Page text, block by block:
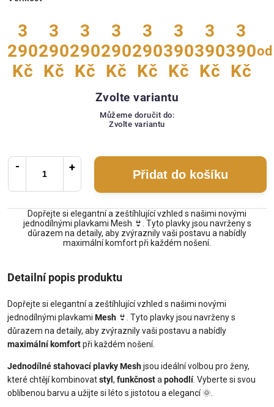
3
290
Kč
3
290
Kč
3
290
Kč
3
290
Kč
3
290
Kč
3
390
Kč
3
390
Kč
3
390
Kč
od
Zvolte variantu
Můžeme doručit do:
Zvolte variantu
Přidat do košíku
Dopřejte si elegantní a zeštíhlující vzhled s našimi novými
jednodílnými plavkami Mesh 👙. Tyto plavky jsou navrženy s
důrazem na detaily, aby zvýraznily vaši postavu a nabídly
maximální komfort při každém nošení.
Detailní popis produktu
Dopřejte si elegantní a zeštíhlující vzhled s našimi novými
jednodílnými plavkami Mesh 👙 . Tyto plavky jsou navrženy s
důrazem na detaily, aby zvýraznily vaši postavu a nabídly
maximální komfortpři každém nošení.
Jednodílné stahovací plavky Meshjsou ideální volbou pro ženy,
které chtějí kombinovatstyl , funkčnosta pohodlí. Vyberte si svou
oblíbenou barvu a užijte si léto s jistotou a elegancí🌞